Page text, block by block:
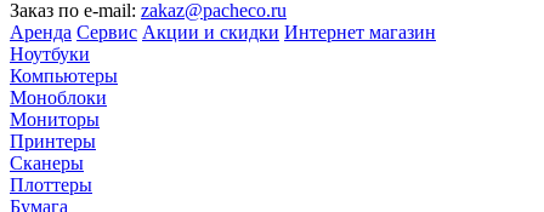
Заказ по e-mail: zakaz@pacheco.ru
Аренда Сервис Акции и скидки Интернет магазин
Ноутбуки
Компьютеры
Моноблоки
Мониторы
Принтеры
Сканеры
Плоттеры
Бумага